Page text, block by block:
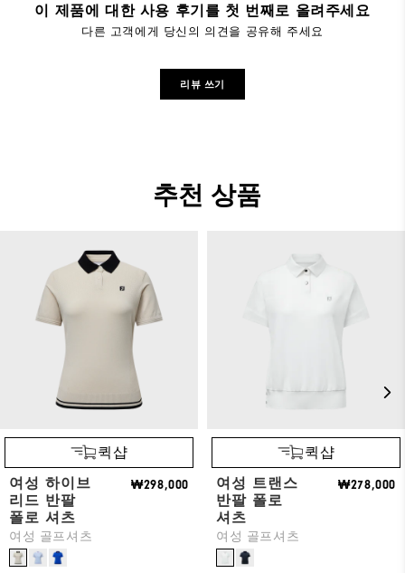
이 제품에 대한 사용 후기를 첫 번째로 올려주세요
다른 고객에게 당신의 의견을 공유해 주세요
리뷰 쓰기
추천 상품
퀵샵
여성 하이브
리드 반팔
폴로 셔츠
여성 골프셔츠
₩298,000
퀵샵
여성 트랜스
반팔 폴로
셔츠
여성 골프셔츠
₩278,000